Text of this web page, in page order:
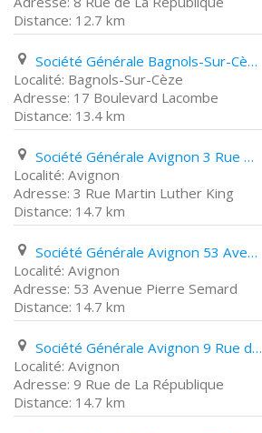
12.7 km
Société Générale Bagnols-Sur-Cèze 17 Boulevard Lacombe
Bagnols-Sur-Cèze
17 Boulevard Lacombe
13.4 km
Société Générale Avignon 3 Rue Martin Luther King
Avignon
3 Rue Martin Luther King
14.7 km
Société Générale Avignon 53 Avenue Pierre Semard
Avignon
53 Avenue Pierre Semard
14.7 km
Société Générale Avignon 9 Rue de La République
Avignon
9 Rue de La République
14.7 km